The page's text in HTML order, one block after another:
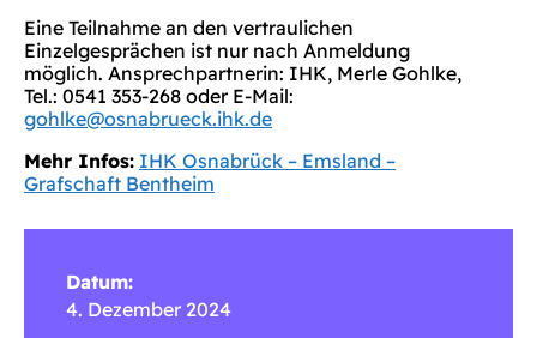
Eine Teilnahme an den vertraulichen
Einzelgesprächen ist nur nach Anmeldung
möglich. Ansprechpartnerin: IHK, Merle Gohlke,
Tel.: 0541 353-268 oder E-Mail:
gohlke@osnabrueck.ihk.de
Mehr Infos: IHK Osnabrück – Emsland –
Grafschaft Bentheim
Datum:
4. Dezember 2024